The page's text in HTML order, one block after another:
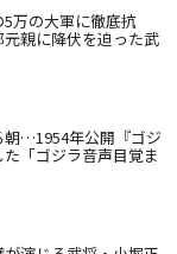
5万の大軍に徹底抗
親に降伏を迫った武
朝…1954年公開『ゴジ
「ゴジラ音声目覚ま